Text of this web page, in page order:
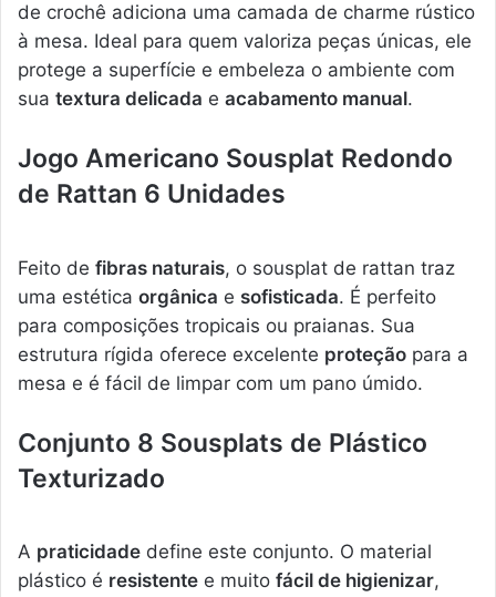
de crochê adiciona uma camada de charme rústico
à mesa. Ideal para quem valoriza peças únicas, ele
protege a superfície e embeleza o ambiente com
sua textura delicada e acabamento manual.
Jogo Americano Sousplat Redondo
de Rattan 6 Unidades
Feito de fibras naturais, o sousplat de rattan traz
uma estética orgânica e sofisticada. É perfeito
para composições tropicais ou praianas. Sua
estrutura rígida oferece excelente proteção para a
mesa e é fácil de limpar com um pano úmido.
Conjunto 8 Sousplats de Plástico
Texturizado
A praticidade define este conjunto. O material
plástico é resistente e muito fácil de higienizar,